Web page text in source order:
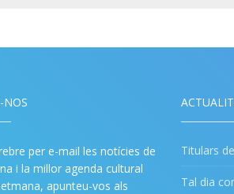
NOS
per e-mail les notícies de
i la millor agenda cultural
apunteu-vos als
Titulars
Tal dia